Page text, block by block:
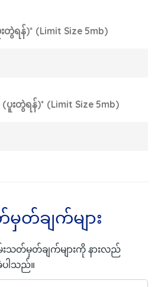
ရန်)* (Limit Size 5mb)
းတွဲရန်)* (Limit Size 5mb)
တ်ချက်များ
းသတ်မှတ်ချက်များကို နားလည်
ပါသည်။